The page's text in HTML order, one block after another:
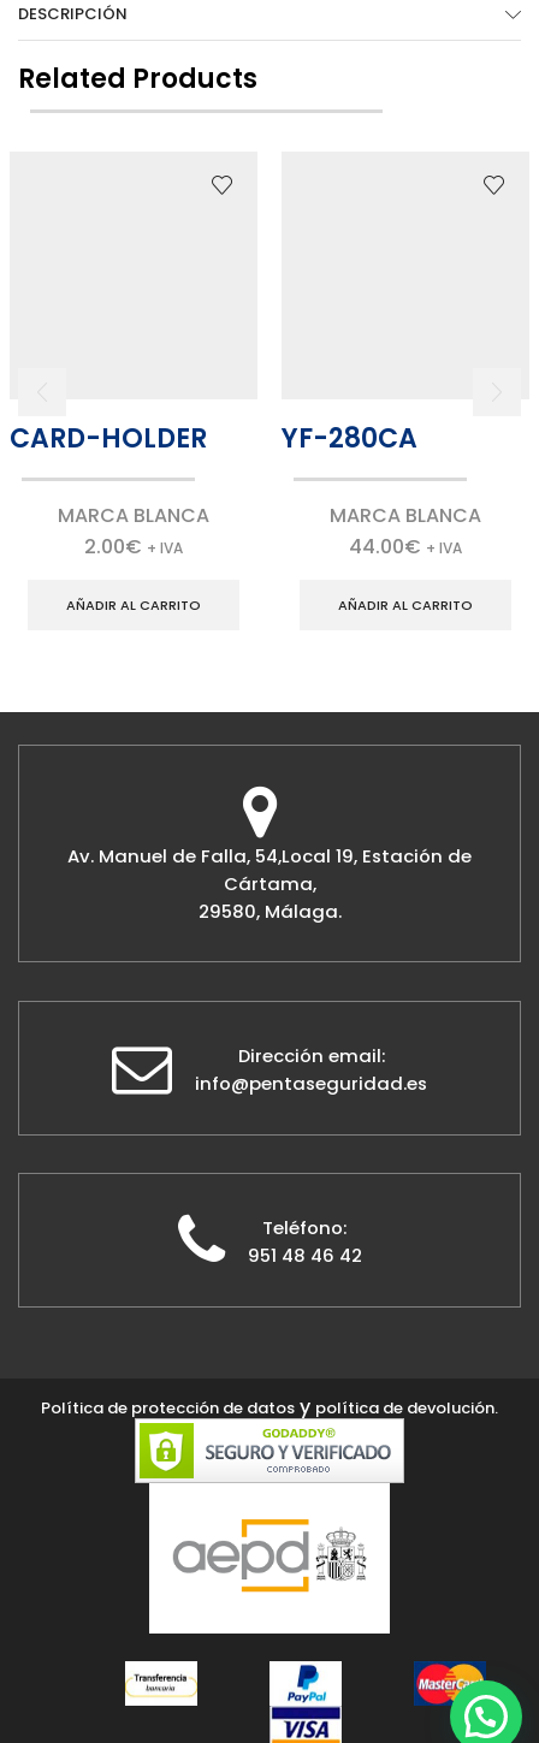
DESCRIPCIÓN
Related Products
CARD-HOLDER
MARCA BLANCA
2.00€ + IVA
AÑADIR AL CARRITO
YF-280CA
MARCA BLANCA
44.00€ + IVA
AÑADIR AL CARRITO
Av. Manuel de Falla, 54,Local 19, Estación de
Cártama,
29580, Málaga.
Dirección email:
info@pentaseguridad.es
Teléfono:
951 48 46 42
Política de protección de datos y política de devolución.